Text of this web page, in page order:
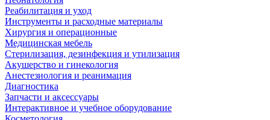
Реабилитация и уход
Инструменты и расходные материалы
Хирургия и операционные
Медицинская мебель
Стерилизация, дезинфекция и утилизация
Акушерство и гинекология
Анестезиология и реанимация
Диагностика
Запчасти и аксессуары
Интерактивное и учебное оборудование